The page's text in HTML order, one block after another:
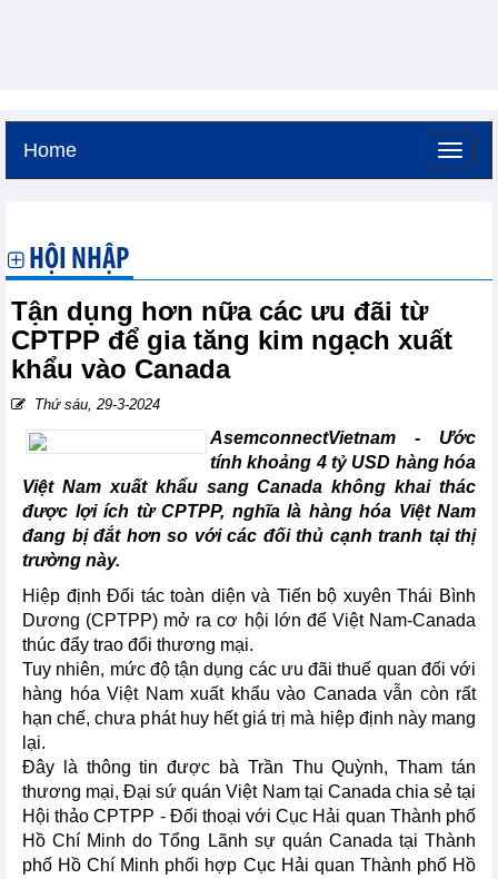
Home
HỘI NHẬP
Tận dụng hơn nữa các ưu đãi từ
CPTPP để gia tăng kim ngạch xuất
khẩu vào Canada
Thứ sáu, 29-3-2024
AsemconnectVietnam - Ước
tính khoảng 4 tỷ USD hàng hóa
Việt Nam xuất khẩu sang Canada không khai thác
được lợi ích từ CPTPP, nghĩa là hàng hóa Việt Nam
đang bị đắt hơn so với các đối thủ cạnh tranh tại thị
trường này.
Hiệp định Đối tác toàn diện và Tiến bộ xuyên Thái Bình
Dương (CPTPP) mở ra cơ hội lớn để Việt Nam-Canada
thúc đẩy trao đổi thương mại.
Tuy nhiên, mức độ tận dụng các ưu đãi thuế quan đối với
hàng hóa Việt Nam xuất khẩu vào Canada vẫn còn rất
hạn chế, chưa phát huy hết giá trị mà hiệp định này mang
lại.
Đây là thông tin được bà Trần Thu Quỳnh, Tham tán
thương mại, Đại sứ quán Việt Nam tại Canada chia sẻ tại
Hội thảo CPTPP - Đối thoại với Cục Hải quan Thành phố
Hồ Chí Minh do Tổng Lãnh sự quán Canada tại Thành
phố Hồ Chí Minh phối hợp Cục Hải quan Thành phố Hồ